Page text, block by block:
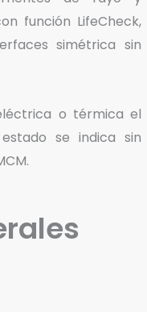
función LifeCheck,
simétrica sin
o térmica el
se indica sin